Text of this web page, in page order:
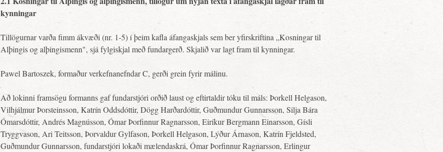
kynningar
Tillögurnar varða fimm ákvæði (nr. 1-5) í þeim kafla áfangaskjals sem ber yfirskriftina „Kosningar til
Alþingis og alþingismenn", sjá fylgiskjal með fundargerð. Skjalið var lagt fram til kynningar.
Pawel Bartoszek, formaður verkefnanefndar C, gerði grein fyrir málinu.
Að lokinni framsögu formanns gaf fundarstjóri orðið laust og eftirtaldir tóku til máls: Þorkell Helgason,
Vilhjálmur Þorsteinsson, Katrín Oddsdóttir, Dögg Harðardóttir, Guðmundur Gunnarsson, Silja Bára
Ómarsdóttir, Andrés Magnússon, Ómar Þorfinnur Ragnarsson, Eiríkur Bergmann Einarsson, Gísli
Tryggvason, Ari Teitsson, Þorvaldur Gylfason, Þorkell Helgason, Lýður Árnason, Katrín Fjeldsted,
Guðmundur Gunnarsson, fundarstjóri lokaði mælendaskrá, Ómar Þorfinnur Ragnarsson, Erlingur